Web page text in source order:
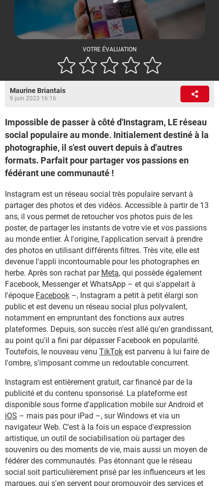
VOTRE ÉVALUATION
Maurine Briantais
9 juin 2023 16:16
Impossible de passer à côté d'Instagram, LE réseau
social populaire au monde. Initialement destiné à la
photographie, il s'est ouvert depuis à d'autres
formats. Parfait pour partager vos passions en
fédérant une communauté !
Instagram est un réseau social très populaire servant à
partager des photos et des vidéos. Accessible à partir de 13
ans, il vous permet de retoucher vos photos puis de les
poster, de partager les instants de votre vie et vos passions
au monde entier. À l'origine, l'application servait à prendre
des photos en utilisant différents filtres. Très vite, elle est
devenue l'appli incontournable pour les photographes en
herbe. Après son rachat par Meta, qui possède également
Facebook, Messenger et WhatsApp – et qui s'appelait à
l'époque Facebook –, Instagram a petit à petit élargi son
public et est devenu un réseau social plus polyvalent,
notamment en empruntant des fonctions aux autres
plateformes. Depuis, son succès n'est allé qu'en grandissant,
au point qu'il a fini par dépasser Facebook en popularité.
Toutefois, le nouveau venu TikTok est parvenu à lui faire de
l'ombre, s'imposant comme un redoutable concurrent.
Instagram est entièrement gratuit, car financé par de la
publicité et du contenu sponsorisé. La plateforme est
disponible sous forme d'application mobile sur Android et
iOS – mais pas pour iPad –, sur Windows et via un
navigateur Web. C'est à la fois un espace d'expression
artistique, un outil de sociabilisation où partager des
souvenirs ou des moments de vie, mais aussi un moyen de
fédérer des communautés. Pas étonnant que le réseau
social soit particulièrement prisé par les influenceurs et les
marques, qui s'en servent pour promouvoir des services et